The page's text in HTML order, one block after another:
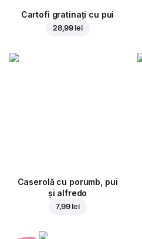
Cartofi gratinați cu pui
28,99 lei
Caserolă cu porumb, pui
și alfredo
7,99 lei